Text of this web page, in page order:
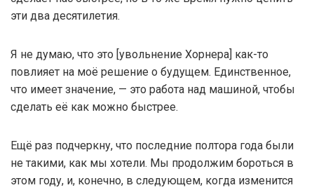
эти два десятилетия.
Я не думаю, что это [увольнение Хорнера] как-то
повлияет на моё решение о будущем. Единственное,
что имеет значение, — это работа над машиной, чтобы
сделать её как можно быстрее.
Ещё раз подчеркну, что последние полтора года были
не такими, как мы хотели. Мы продолжим бороться в
этом году, и, конечно, в следующем, когда изменится